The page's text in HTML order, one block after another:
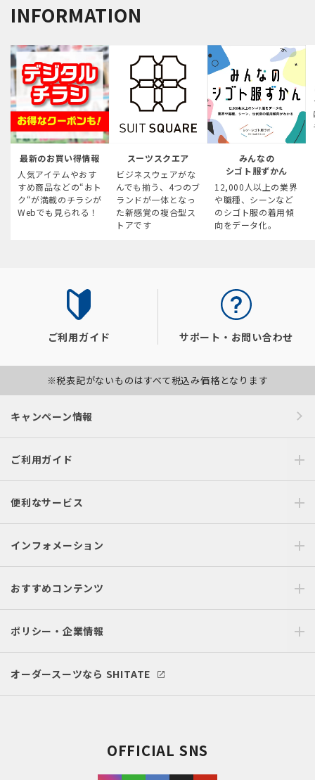
INFORMATION
最新のお買い得情報
人気アイテムやおす
すめ商品などの“おト
ク“が満載のチラシが
Webでも見られる！
スーツスクエア
ビジネスウェアがな
んでも揃う、4つのブ
ランドが一体となっ
た新感覚の複合型ス
トアです
みんなの
シゴト服ずかん
12,000人以上の業界
や職種、シーンなど
のシゴト服の着用傾
向をデータ化。
ご利用ガイド サポート・お問い合わせ
※税表記がないものはすべて税込み価格となります
キャンペーン情報
ご利用ガイド
便利なサービス
インフォメーション
おすすめコンテンツ
ポリシー・企業情報
オーダースーツなら SHITATE
OFFICIAL SNS